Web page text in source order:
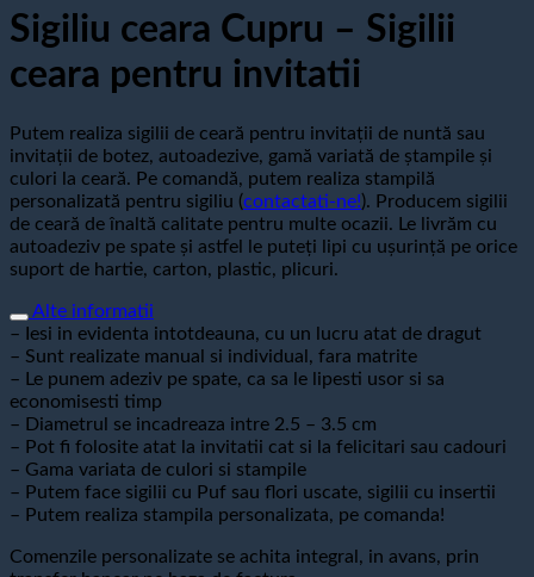
Sigiliu ceara Cupru – Sigilii
ceara pentru invitatii
Putem realiza sigilii de ceară pentru invitații de nuntă sau
invitaţii de botez, autoadezive, gamă variată de ştampile şi
culori la ceară. Pe comandă, putem realiza stampilă
personalizată pentru sigiliu (contactati-ne!). Producem sigilii
de ceară de înaltă calitate pentru multe ocazii. Le livrăm cu
autoadeziv pe spate şi astfel le puteți lipi cu ușurință pe orice
suport de hartie, carton, plastic, plicuri.
Alte informatii
– Iesi in evidenta intotdeauna, cu un lucru atat de dragut
– Sunt realizate manual si individual, fara matrite
– Le punem adeziv pe spate, ca sa le lipesti usor si sa
economisesti timp
– Diametrul se incadreaza intre 2.5 – 3.5 cm
– Pot fi folosite atat la invitatii cat si la felicitari sau cadouri
– Gama variata de culori si stampile
– Putem face sigilii cu Puf sau flori uscate, sigilii cu insertii
– Putem realiza stampila personalizata, pe comanda!
Comenzile personalizate se achita integral, in avans, prin